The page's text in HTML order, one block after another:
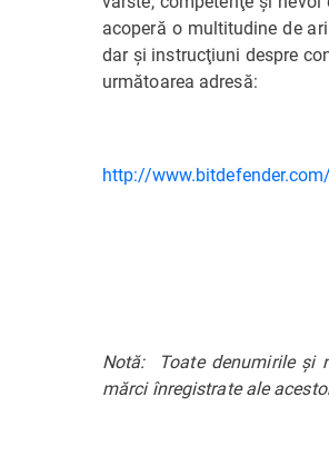
acoperă o multitudine de
dar şi instrucţiuni despre
următoarea adresă:
http://
Notă: Toate denumirile şi
mărci înregistrate ale